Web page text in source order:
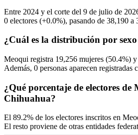
Entre 2024 y el corte del 9 de julio de
0 electores (+0.0%), pasando de 38,190 a
¿Cuál es la distribución por
Meoqui registra 19,256 mujeres (50.4%) y
Además, 0 personas aparecen registradas
¿Qué porcentaje de electores de
Chihuahua?
El 89.2% de los electores inscritos en
El resto proviene de otras entidades